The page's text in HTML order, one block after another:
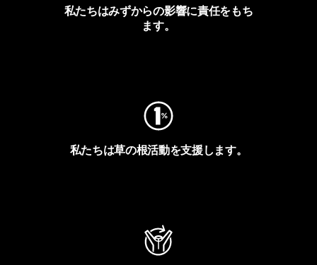
私たちはみずからの影響に責任をもち
ます。
私たちは草の根活動を支援します。